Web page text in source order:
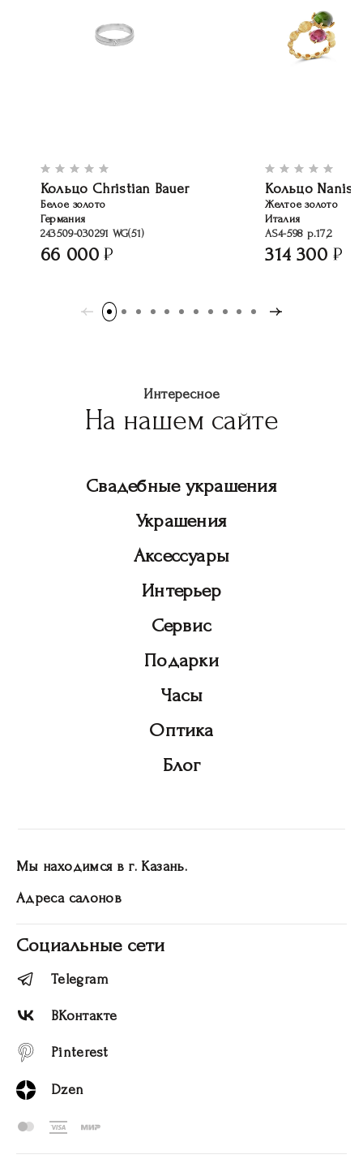
Кольцо Christian Bauer
Белое золото
Германия
243509-030291 WG(51)
66 000
Кольцо Nanis
Желтое золото
Италия
AS4-598 р.17,2
314 300
Интересное
На нашем сайте
Свадебные украшения
Украшения
Аксессуары
Интерьер
Сервис
Подарки
Часы
Оптика
Блог
Мы находимся в г. Казань.
Адреса салонов
Социальные сети
Telegram
ВКонтакте
Pinterest
Dzen